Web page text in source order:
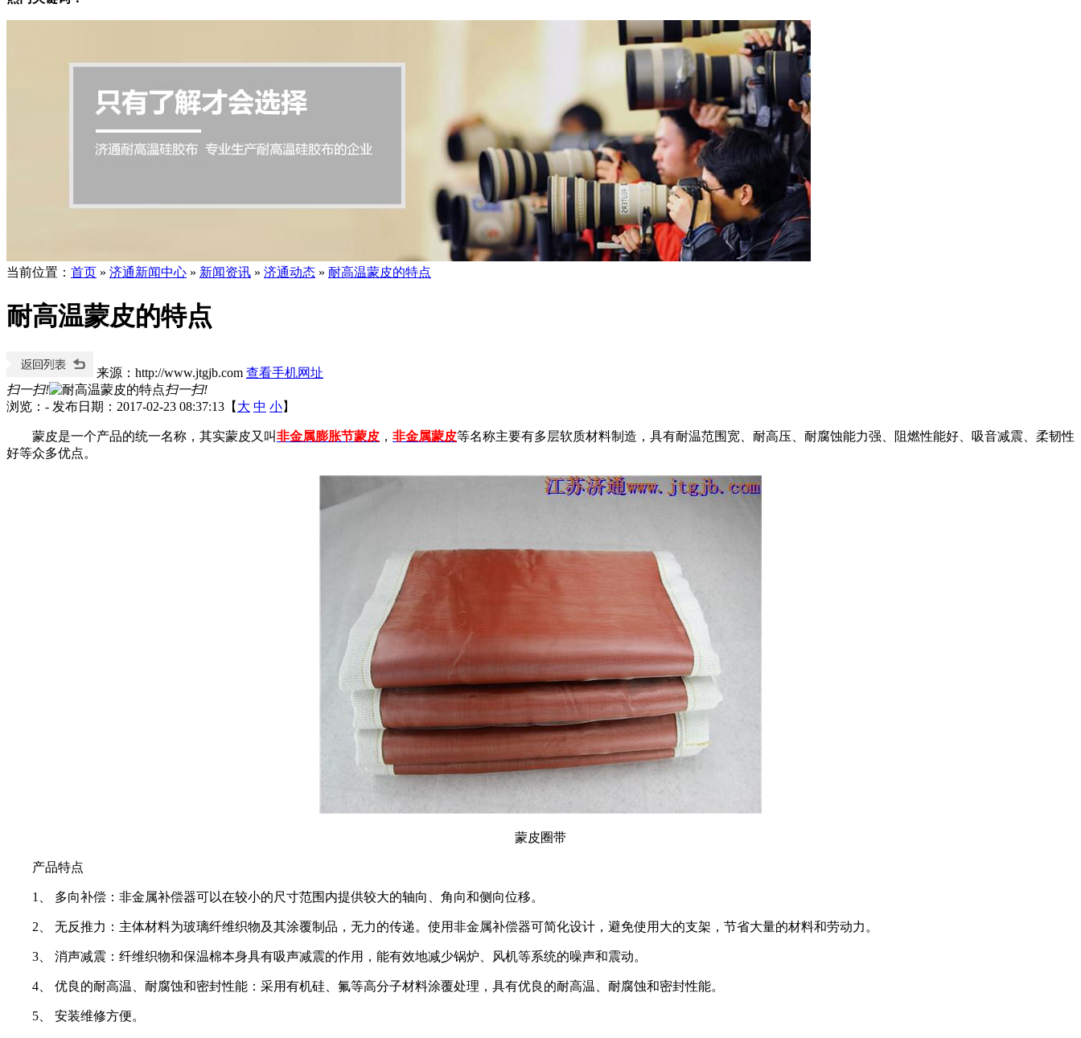
当前位置 ： 首页 » 济通新闻中心 » 新闻资讯 » 济通动态 » 耐高温蒙皮的特点
耐高温蒙皮的特点
来源：http://www.jtgjb.com 查看手机网址
扫一扫!
扫一扫!
浏览： - 发布日期：2017-02-23 08:37:13【 大 中 小】
蒙皮是一个产品的统一名称，其实蒙皮又叫非金属膨胀节蒙皮 ， 非金属蒙皮等名称主要有多层软质材料制造，具有耐温范围宽、耐高压、耐腐蚀能力强、阻燃性能好、吸音减震、柔韧性
好等众多优点。
蒙皮圈带
产品特点
1、 多向补偿：非金属补偿器可以在较小的尺寸范围内提供较大的轴向、角向和侧向位移。
2、 无反推力：主体材料为玻璃纤维织物及其涂覆制品，无力的传递。使用非金属补偿器可简化设计，避免使用大的支架，节省大量的材料和劳动力。
3、 消声减震：纤维织物和保温棉本身具有吸声减震的作用，能有效地减少锅炉、风机等系统的噪声和震动。
4、 优良的耐高温、耐腐蚀和密封性能：采用有机硅、氟等高分子材料涂覆处理，具有优良的耐高温、耐腐蚀和密封性能。
5、 安装维修方便。